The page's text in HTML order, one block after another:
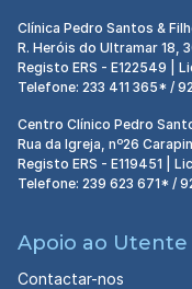
Clínica Pedro Santos &
R. Heróis do Ultramar 18,
Registo ERS - E122549 |
Telefone: 233 411 365* /
Centro Clínico Pedro
Rua da Igreja, nº26
Registo ERS - E119451 |
Telefone: 239 623 671* /
Apoio ao Utente
Contactar-nos